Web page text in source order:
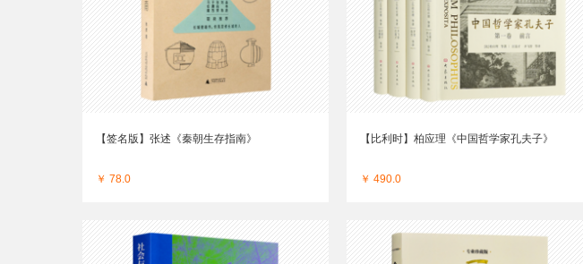
【签名版】张述《秦朝生存指南》
￥ 78.0
【比利时】柏应理《中国哲学家孔夫子》
￥ 490.0